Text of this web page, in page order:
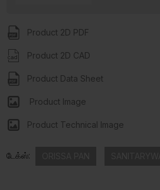
Product 2D PDF
Product 2D CAD
Product Data Sheet
Product Image
Product Technical Image
டேக்ஸ்: